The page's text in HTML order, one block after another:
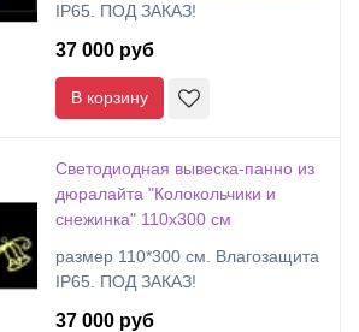
IP65. ПОД ЗАКАЗ!
37 000 руб
В корзину
Cветодиодная вывеска-панно из
дюралайта "Колокольчики и
снежинка" 110х300 см
размер 110*300 см. Влагозащита
IP65. ПОД ЗАКАЗ!
37 000 руб